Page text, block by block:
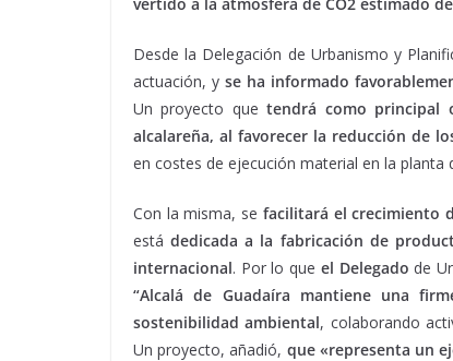
Desde la Delegación de Urbanismo y
actuación, y se ha informado
Un proyecto quetendrá como principal
alcalareña, al favorecer la reducción de
en costes de ejecución material en la planta
Con la misma, se facilitará el crecimiento
estádedicada a la fabricación de
internacional. Por lo que el Delegado de
“Alcalá de Guadaíra mantiene una
sostenibilidad ambiental, colaborando
Un proyecto, añadió, que «representa un